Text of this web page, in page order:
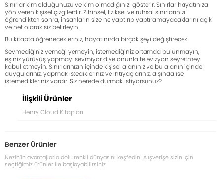
Sınırlar kim olduğunuzu ve kim olmadığınızı gösterir. Sınırlar hayatınıza
yön veren kişisel çizgilerdir. Zihinsel, fiziksel ve ruhsal sınırlarınızı
öğrendikten sonra, insanların size ne yaptırıp yaptıramayacaklarını açık
ve net olarak siz belirleyin.
Bu kitapta öğrenecekleriniz, hayatınızda birçok şeyi değiştirecek.
Sevmediğiniz yemeği yemeyin, istemediğiniz ortamda bulunmayın,
eşiniz yürüyüş yapmayı sevmiyor diye onunla televizyon seyretmeyi
kabul etmeyin. Sınırlarınızın içinde kişisel alanınız ve bu alanın içinde
duygularınız, yapmak istedikleriniz ve ihtiyaçlarınız, dışında ise
istemedikleriniz vardır. Siz nerede durmak istiyorsunuz?
İlişkili Ürünler
Henry Cloud Kitapları
Benzer Ürünler
Nezih’in avantajlarla dolu renkli dünyasını keşfedin! Alışverişe sizin için
seçtiğimiz ürünler ile başlayabilirsiniz.